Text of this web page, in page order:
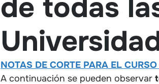
de todas
NOTAS DE CORTE PARA EL
A continuación se pueden observar